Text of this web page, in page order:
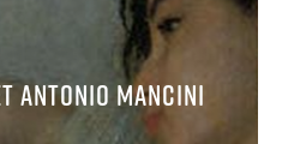
Antonio Mancini